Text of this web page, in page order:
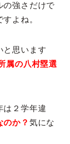
の強さだけで
よね。
と思います
属の八村塁選
は２学年違
のか？ 気にな